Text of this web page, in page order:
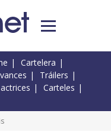
Cartelera
Tráilers
Carteles